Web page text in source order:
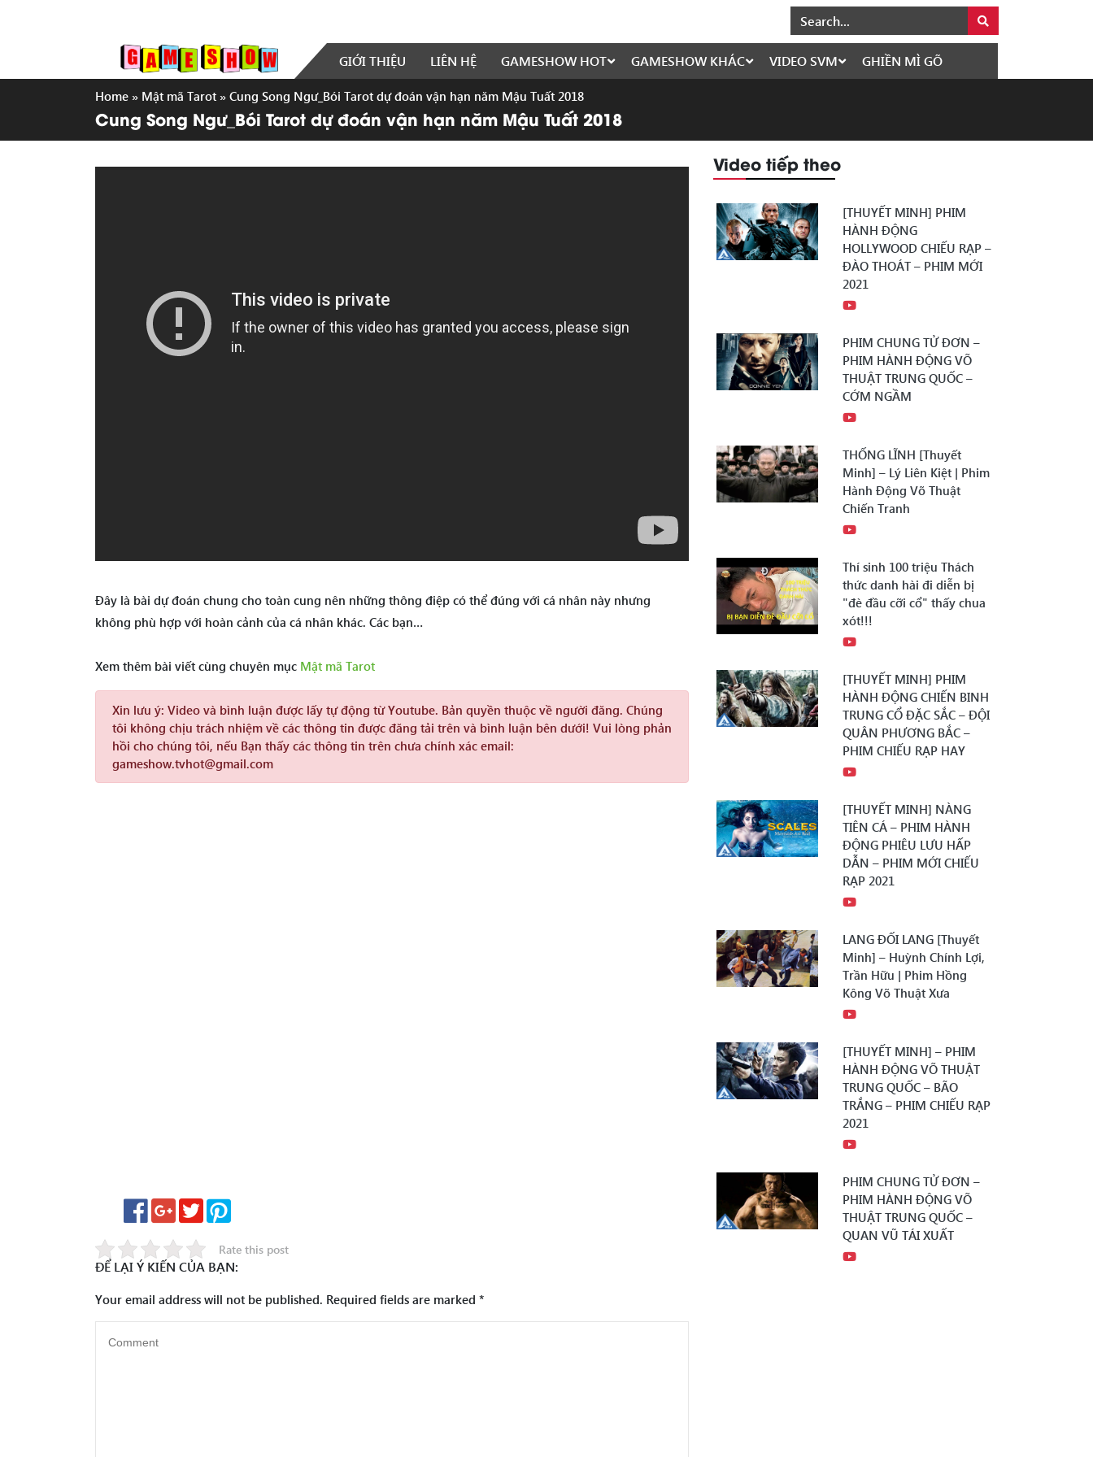
GIỚI THIỆU LIÊN HỆ GAMESHOW HOT GAMESHOW KHÁC VIDEO SVM GHIỀN MÌ GÕ
Home » Mật mã Tarot » Cung Song Ngư_Bói Tarot dự đoán vận hạn năm Mậu Tuất 2018
Cung Song Ngư_Bói Tarot dự đoán vận hạn năm Mậu Tuất 2018
Đây là bài dự đoán chung cho toàn cung nên những thông điệp có thể đúng với cá nhân này nhưng
không phù hợp với hoàn cảnh của cá nhân khác. Các bạn…
Xem thêm bài viết cùng chuyên mục Mật mã Tarot
Xin lưu ý: Video và bình luận được lấy tự động từ Youtube. Bản quyền thuộc về người đăng. Chúng
tôi không chịu trách nhiệm về các thông tin được đăng tải trên và bình luận bên dưới! Vui lòng phản
hồi cho chúng tôi, nếu Bạn thấy các thông tin trên chưa chính xác email:
gameshow.tvhot@gmail.com
Rate this post
ĐỂ LẠI Ý KIẾN CỦA BẠN:
Your email address will not be published. Required fields are marked *
Video tiếp theo
[THUYẾT MINH] PHIM
HÀNH ĐỘNG
HOLLYWOOD CHIẾU RẠP –
ĐÀO THOÁT – PHIM MỚI
2021
PHIM CHUNG TỬ ĐƠN –
PHIM HÀNH ĐỘNG VÕ
THUẬT TRUNG QUỐC –
CỚM NGẦM
THỐNG LĨNH [Thuyết
Minh] – Lý Liên Kiệt | Phim
Hành Động Võ Thuật
Chiến Tranh
Thí sinh 100 triệu Thách
thức danh hài đi diễn bị
"đè đầu cỡi cổ" thấy chua
xót!!!
[THUYẾT MINH] PHIM
HÀNH ĐỘNG CHIẾN BINH
TRUNG CỔ ĐẶC SẮC – ĐỘI
QUÂN PHƯƠNG BẮC –
PHIM CHIẾU RẠP HAY
[THUYẾT MINH] NÀNG
TIÊN CÁ – PHIM HÀNH
ĐỘNG PHIÊU LƯU HẤP
DẪN – PHIM MỚI CHIẾU
RẠP 2021
LANG ĐỐI LANG [Thuyết
Minh] – Huỳnh Chính Lợi,
Trần Hữu | Phim Hồng
Kông Võ Thuật Xưa
[THUYẾT MINH] – PHIM
HÀNH ĐỘNG VÕ THUẬT
TRUNG QUỐC – BÃO
TRẮNG – PHIM CHIẾU RẠP
2021
PHIM CHUNG TỬ ĐƠN –
PHIM HÀNH ĐỘNG VÕ
THUẬT TRUNG QUỐC –
QUAN VŨ TÁI XUẤT